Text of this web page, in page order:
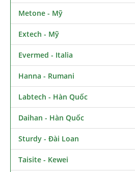
Metone - Mỹ
Extech - Mỹ
Evermed - Italia
Hanna - Rumani
Labtech - Hàn Quốc
Daihan - Hàn Quốc
Sturdy - Đài Loan
Taisite - Kewei